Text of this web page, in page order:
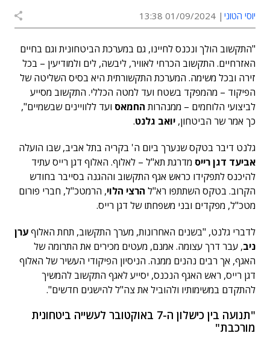
יוסי הטוני 01/09/2024 13:38
"התקשוב הולך ונכנס לחיינו, גם במערכת הביטחונית וגם בחיים
האזרחיים. התקשוב הכרחי לאוויר, ליבשה, לים ולמודיעין – בכל
זירה ובכל משימה. המערכת התקשורתית היא בסיס השליטה של
הפיקוד – מהמפקד בשטח ועד למטה הכללי. התקשוב מסייע
לביצועי הלוחמים – ממנהרות החמאס ועד ללוויינים שבשמיים",
כך אמר שר הביטחון, יואב גלנט.
גלנט דיבר בטקס שנערך ביום ה' בקריה בתל אביב, שבו הועלה
אביעד דגן רייס מדרגת תא"ל – לאלוף. האלוף דגן רייס עתיד
להיכנס לתפקידו כראש אגף התקשוב וההגנה בסייבר בחודש
הקרוב. בטקס השתתפו רא"ל הרצי הלוי, הרמטכ"ל, חברי פורום
מטכ"ל, מפקדים ובני משפחתו של דגן רייס.
לדברי גלנט, "בשנים האחרונות, מערך התקשוב, תחת האלוףערן
ניב, עבר דרך עצומה. אמנם, מעטים מכירים את התרומה של
האגף, אך רבים נהנים ממנה. הניסיון הפיקודי העשיר של האלוף
דגן רייס, ראש האגף הנכנס, יסייע לאגף התקשוב להמשיך
להתקדם במשימותיו ולהוביל את צה"ל להישגים חדשים".
"תנועה בין כישלון ה-7 באוקטובר לעשייה ביטחונית
מורכבת"